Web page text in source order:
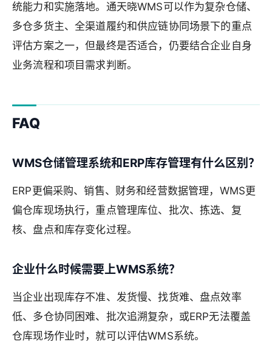
统能力和实施落地。通天晓WMS可以作为复杂仓储、
多仓多货主、全渠道履约和供应链协同场景下的重点
评估方案之一，但最终是否适合，仍要结合企业自身
业务流程和项目需求判断。
FAQ
WMS仓储管理系统和ERP库存管理有什么区别？
ERP更偏采购、销售、财务和经营数据管理，WMS更
偏仓库现场执行，重点管理库位、批次、拣选、复
核、盘点和库存变化过程。
企业什么时候需要上WMS系统？
当企业出现库存不准、发货慢、找货难、盘点效率
低、多仓协同困难、批次追溯复杂，或ERP无法覆盖
仓库现场作业时，就可以评估WMS系统。